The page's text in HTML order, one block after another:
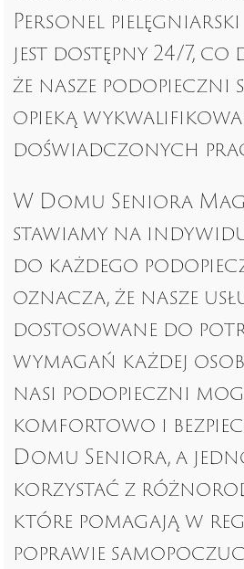
Personel
jest dostępny 24/7, co
że nasze podopieczni
opieką
doświadczonych
W Domu Seniora
stawiamy na
do każdego
oznacza, że nasze
dostosowane do
wymagań każdej
nasi podopieczni
komfortowo i
Domu Seniora, a
korzystać z
które pomagają w
poprawie